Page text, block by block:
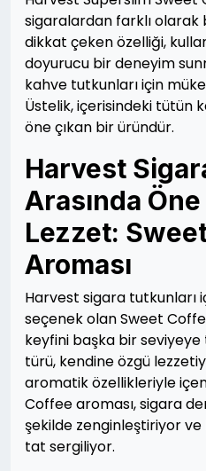
sigaralardan farklı olarak
dikkat çeken özelliği,
doyurucu bir deneyim
kahve tutkunları için
Üstelik, içerisindeki tütün
öne çıkan bir üründür.
Harvest
Arasında Öne
Lezzet:
Aroması
Harvest sigara tutkunları
seçenek olan Sweet
keyfini başka bir seviyeye
türü, kendine özgü
aromatik özellikleriyle
Coffee aroması, sigara
şekilde zenginleştiriyor
tat sergiliyor.